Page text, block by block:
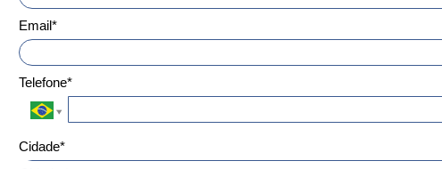
Email*
Telefone*
Cidade*